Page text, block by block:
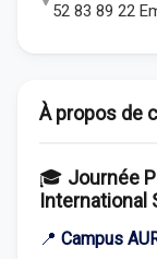
52 83 89 22
À propos de
🎓 Journée
International
📍 Campus